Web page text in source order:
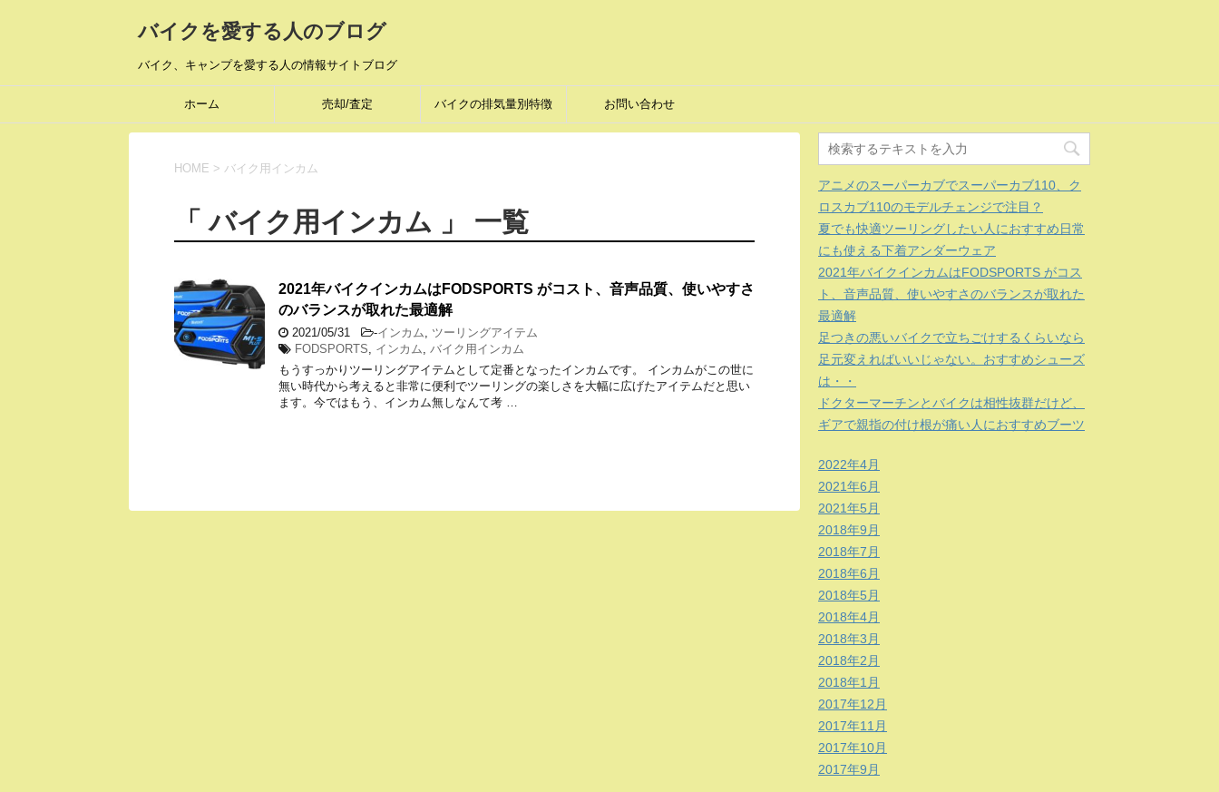
バイクを愛する人のブログ
バイク、キャンプを愛する人の情報サイトブログ
ホーム 売却/査定 バイクの排気量別特徴 お問い合わせ
HOME > バイク用インカム
「 バイク用インカム 」 一覧
2021年バイクインカムはFODSPORTS がコスト、音声品質、使いやすさ
のバランスが取れた最適解
2021/05/31 -インカム, ツーリングアイテム
FODSPORTS, インカム, バイク用インカム
もうすっかりツーリングアイテムとして定番となったインカムです。 インカムがこの世に
無い時代から考えると非常に便利でツーリングの楽しさを大幅に広げたアイテムだと思い
ます。今ではもう、インカム無しなんて考 …
アニメのスーパーカブでスーパーカブ110、ク
ロスカブ110のモデルチェンジで注目？
夏でも快適ツーリングしたい人におすすめ日常
にも使える下着アンダーウェア
2021年バイクインカムはFODSPORTS がコス
ト、音声品質、使いやすさのバランスが取れた
最適解
足つきの悪いバイクで立ちごけするくらいなら
足元変えればいいじゃない。おすすめシューズ
は・・
ドクターマーチンとバイクは相性抜群だけど、
ギアで親指の付け根が痛い人におすすめブーツ
2022年4月
2021年6月
2021年5月
2018年9月
2018年7月
2018年6月
2018年5月
2018年4月
2018年3月
2018年2月
2018年1月
2017年12月
2017年11月
2017年10月
2017年9月